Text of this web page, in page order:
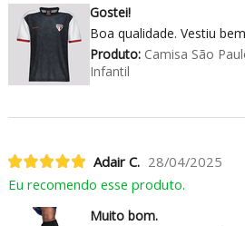
Gostei!
Boa qualidade. Vestiu
Produto:Camisa São
Infantil
Adair C. 28/04/2025
Eu recomendo esse produto.
Muito bom.